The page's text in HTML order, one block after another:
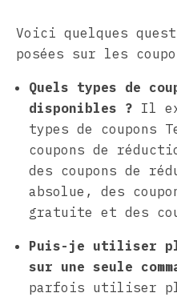
Voici quelques
posées sur les
Quels types de
disponibles ? Il
types de coupons
coupons de
des coupons de
absolue, des
gratuite et des
Puis-je utiliser
sur une seule
parfois utiliser